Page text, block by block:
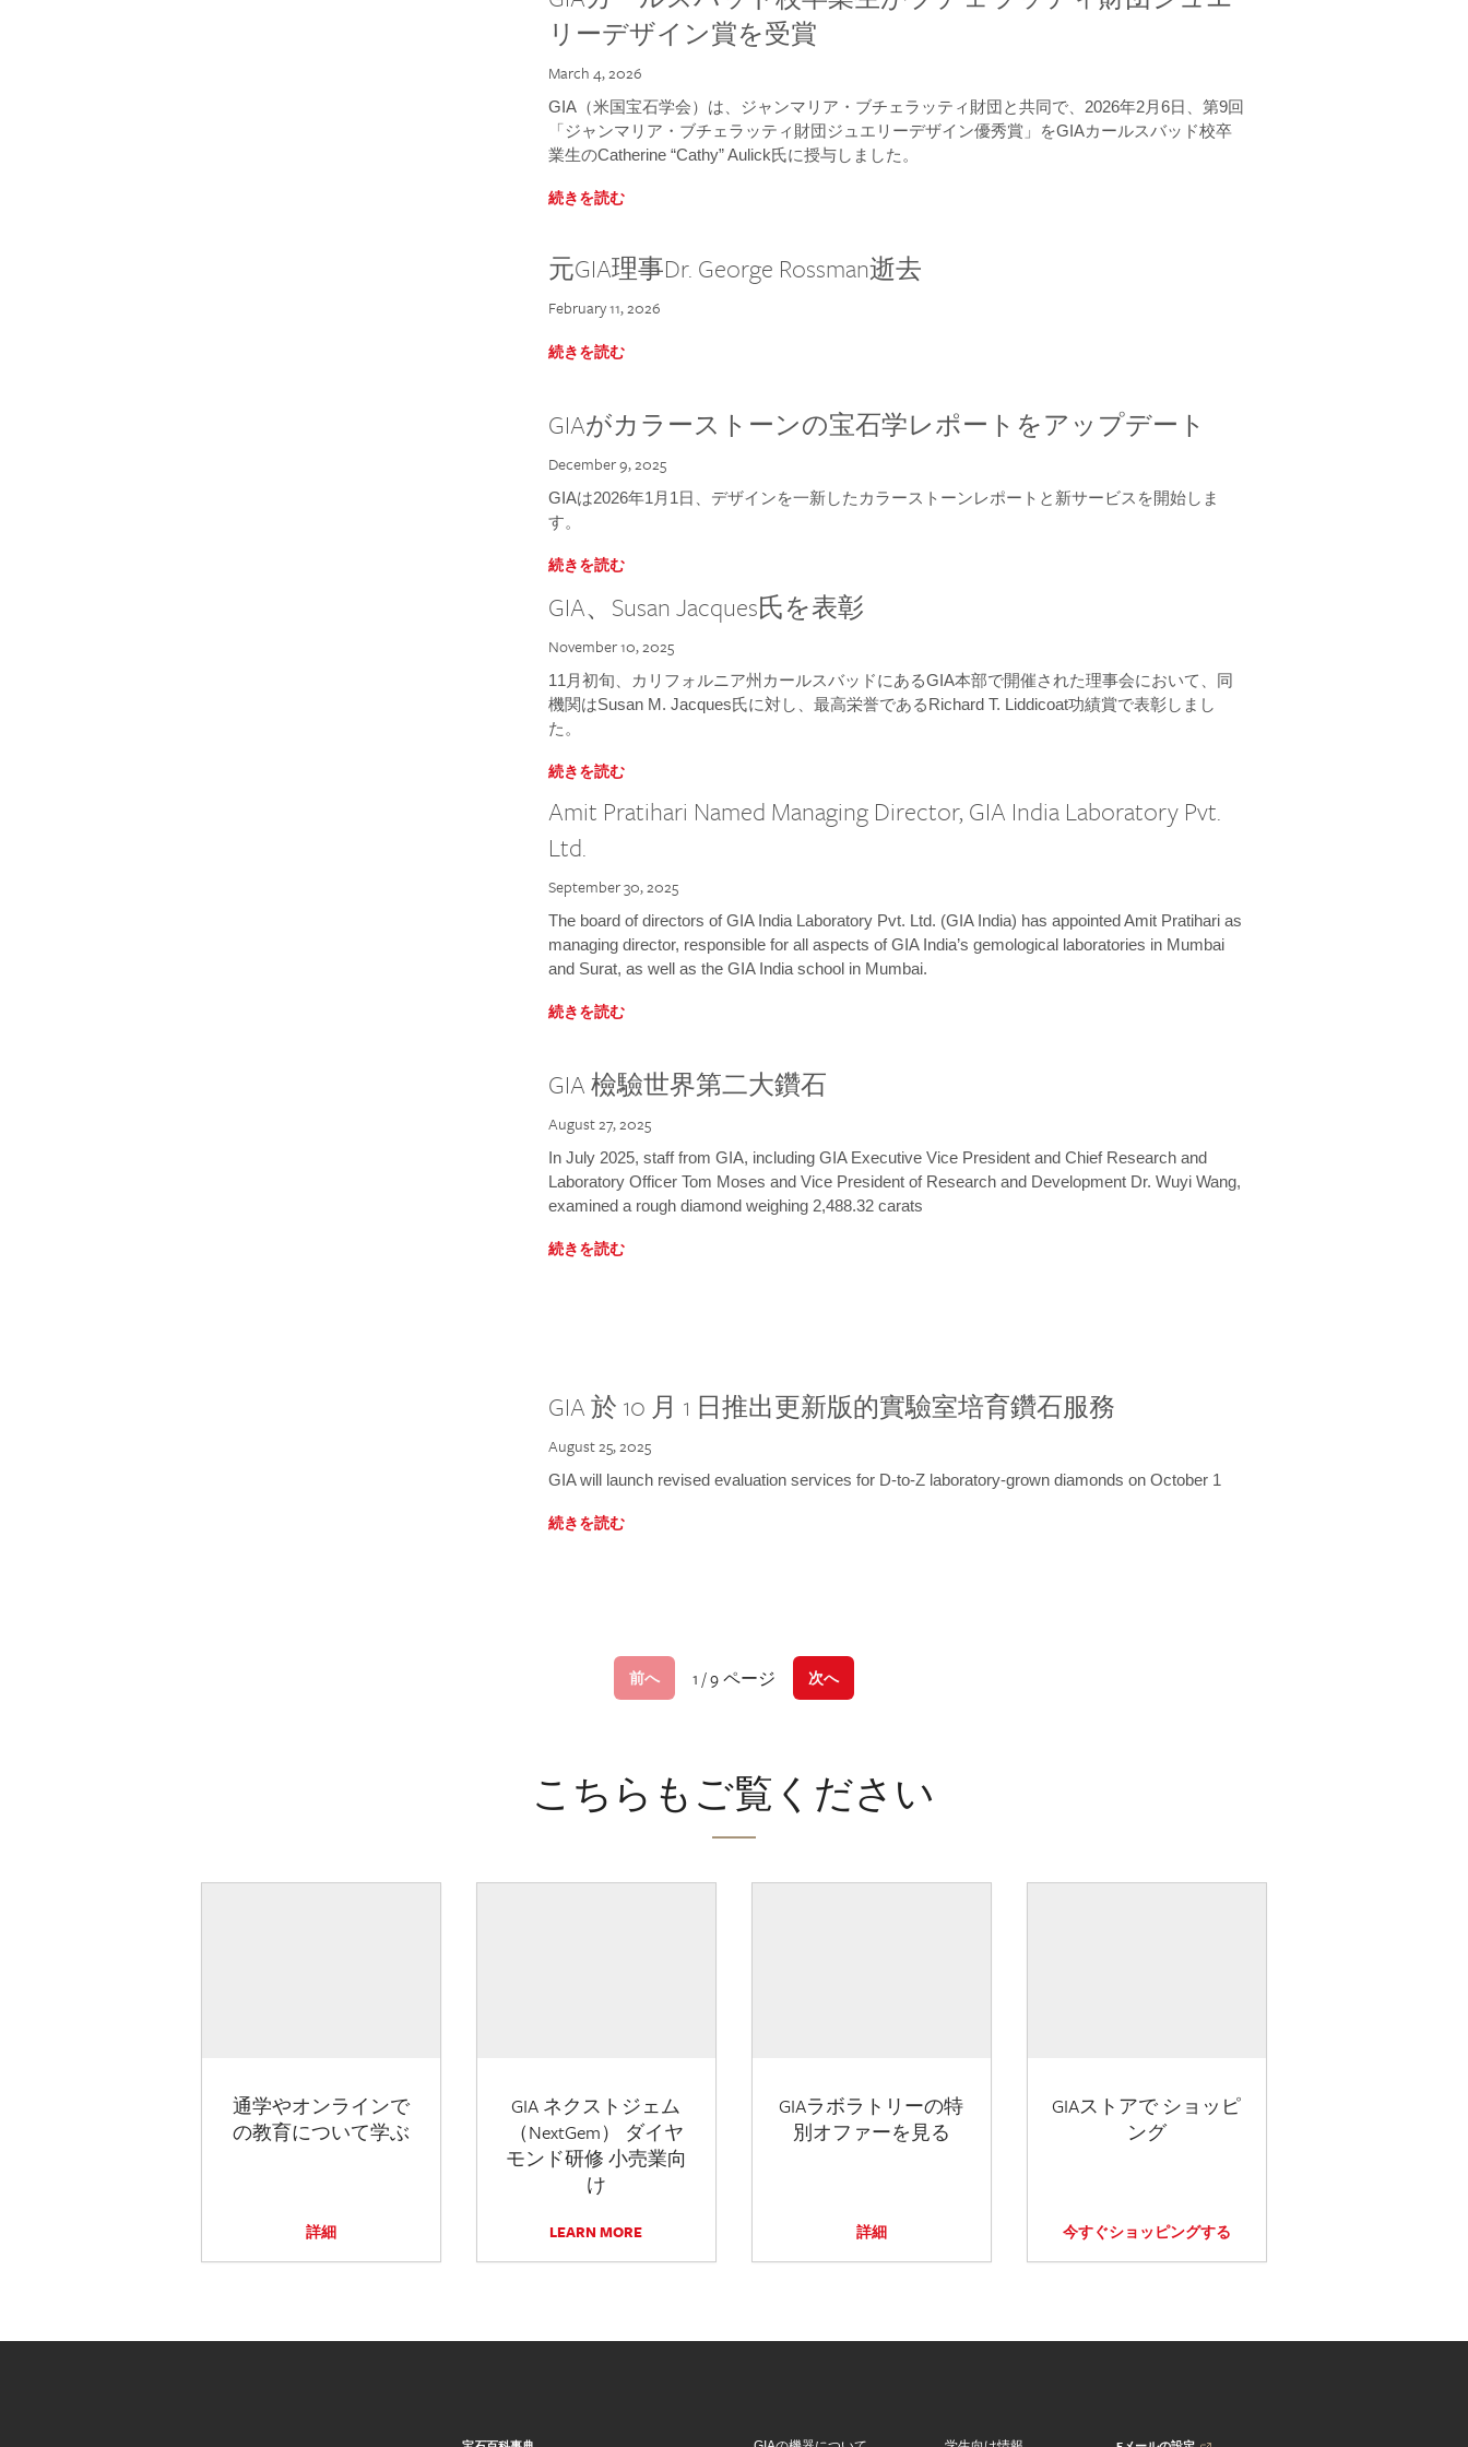
リーデザイン賞を受賞
March 4, 2026
GIA（米国宝石学会）は、ジャンマリア・ブチェラッティ財団と共同で、2026年2月6日、第9回
「ジャンマリア・ブチェラッティ財団ジュエリーデザイン優秀賞」をGIAカールスバッド校卒
業生のCatherine “Cathy” Aulick氏に授与しました。
続きを読む
元GIA理事Dr. George Rossman逝去
February 11, 2026
続きを読む
GIAがカラーストーンの宝石学レポートをアップデート
December 9, 2025
GIAは2026年1月1日、デザインを一新したカラーストーンレポートと新サービスを開始しま
す。
続きを読む
GIA、Susan Jacques氏を表彰
November 10, 2025
11月初旬、カリフォルニア州カールスバッドにあるGIA本部で開催された理事会において、同
機関はSusan M. Jacques氏に対し、最高栄誉であるRichard T. Liddicoat功績賞で表彰しまし
た。
続きを読む
Amit Pratihari Named Managing Director, GIA India Laboratory Pvt.
Ltd.
September 30, 2025
The board of directors of GIA India Laboratory Pvt. Ltd. (GIA India) has appointed Amit Pratihari as
managing director, responsible for all aspects of GIA India’s gemological laboratories in Mumbai
and Surat, as well as the GIA India school in Mumbai.
続きを読む
GIA 檢驗世界第二大鑽石
August 27, 2025
In July 2025, staff from GIA, including GIA Executive Vice President and Chief Research and
Laboratory Officer Tom Moses and Vice President of Research and Development Dr. Wuyi Wang,
examined a rough diamond weighing 2,488.32 carats
続きを読む
GIA 於 10 月 1 日推出更新版的實驗室培育鑽石服務
August 25, 2025
GIA will launch revised evaluation services for D-to-Z laboratory-grown diamonds on October 1
続きを読む
前へ 1 / 9 ページ 次へ
こちらもご覧ください
通学やオンラインで
の教育について学ぶ
詳細
GIA ネクストジェム
（NextGem） ダイヤ
モンド研修 小売業向
け
LEARN MORE
GIAラボラトリーの特
別オファーを見る
詳細
GIAストアで ショッピ
ング
今すぐショッピングする